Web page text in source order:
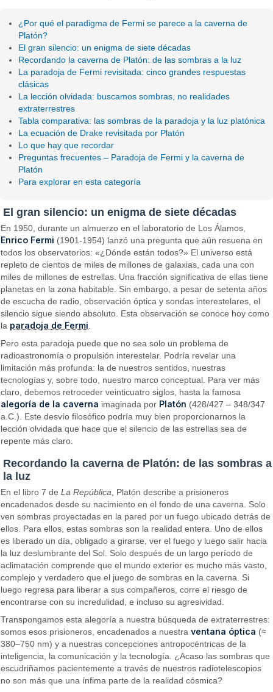
¿Por qué el paradigma de Fermi se parece a la caverna de
Platón?
El gran silencio: un enigma de siete décadas
Recordando la caverna de Platón: de las sombras a la luz
La paradoja de Fermi revisitada: cinco grandes respuestas
clásicas
La lección olvidada: buscamos sombras, no realidades
extraterrestres
Tabla comparativa: las sombras de la paradoja y la luz platónica
La ecuación de Drake revisitada por Platón
Lo que hay que recordar
Preguntas frecuentes – Paradoja de Fermi y la caverna de
Platón
Para explorar en esta categoría
El gran silencio: un enigma de siete décadas
En 1950, durante un almuerzo en el laboratorio de Los Álamos,
Enrico Fermi (1901-1954) lanzó una pregunta que aún resuena en
todos los observatorios: «¿Dónde están todos?» El universo está
repleto de cientos de miles de millones de galaxias, cada una con
miles de millones de estrellas. Una fracción significativa de ellas tiene
planetas en la zona habitable. Sin embargo, a pesar de setenta años
de escucha de radio, observación óptica y sondas interestelares, el
silencio sigue siendo absoluto. Esta observación se conoce hoy como
la paradoja de Fermi
Pero esta paradoja puede que no sea solo un problema de
radioastronomía o propulsión interestelar. Podría revelar una
limitación más profunda: la de nuestros sentidos, nuestras
tecnologías y, sobre todo, nuestro marco conceptual. Para ver más
claro, debemos retroceder veinticuatro siglos, hasta la famosa
alegoría de la caverna imaginada por Platón (428/427 – 348/347
a.C.). Este desvío filosófico podría muy bien proporcionarnos la
lección olvidada que hace que el silencio de las estrellas sea de
repente más claro.
Recordando la caverna de Platón: de las sombras a
la luz
En el libro 7 deLa República , Platón describe a prisioneros
encadenados desde su nacimiento en el fondo de una caverna. Solo
ven sombras proyectadas en la pared por un fuego ubicado detrás de
ellos. Para ellos, estas sombras son la realidad entera. Uno de ellos
es liberado un día, obligado a girarse, ver el fuego y luego salir hacia
la luz deslumbrante del Sol. Solo después de un largo período de
aclimatación comprende que el mundo exterior es mucho más vasto,
complejo y verdadero que el juego de sombras en la caverna. Si
luego regresa para liberar a sus compañeros, corre el riesgo de
encontrarse con su incredulidad, e incluso su agresividad.
Transpongamos esta alegoría a nuestra búsqueda de extraterrestres:
somos esos prisioneros, encadenados a nuestraventana óptica (≈
380–750 nm) y a nuestras concepciones antropocéntricas de la
inteligencia, la comunicación y la tecnología. ¿Acaso las sombras que
escudriñamos pacientemente a través de nuestros radiotelescopios
no son más que una ínfima parte de la realidad cósmica?